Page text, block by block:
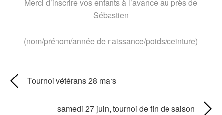
Merci d’inscrire vos enfants à l’avance au près de
Sébastien
(nom/prénom/année de naissance/poids/ceinture)
Tournoi vétérans 28 mars
samedi 27 juin, tournoi de fin de saison